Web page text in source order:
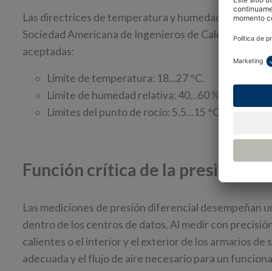
Las directrices de temperatura y humedad para
Sociedad Americana de Ingenieros de Calefacción,
aceptadas:
Límite de temperatura: 18...27 °C.
Límite de humedad relativa: 40...60 %rh.
Límites del punto de rocío: 5,5...15 °Cdp.
Función crítica de la presión
Las mediciones de presión diferencial desempeñan
dentro de los centros de datos. Al medir con
calientes o el interior y el exterior de los armarios
adecuada y el flujo de aire necesario para un